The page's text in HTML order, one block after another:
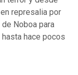
represalia por
Noboa para
hace pocos